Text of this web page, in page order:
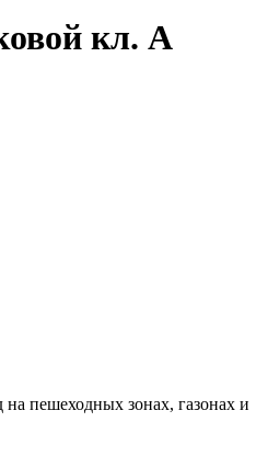
кл. А
пешеходных зонах, газонах и